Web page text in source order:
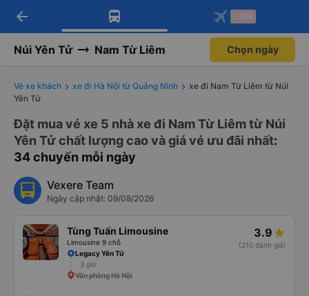
Tải app Vexere ngay!
Nhận ưu đãi thành viên độc
Mở app
Tải app Vexere
-30k/ghế khi đặt vé máy bay qua
Mở app
arrow_back -30k
Núi Yên Tử Nam Từ Liêm Chọn ngày
Vé xe khách xe đi Hà Nội từ Quảng Ninh
xe đi Nam Từ Liêm từ Núi
Yên Tử
Đặt mua vé xe 5 nhà xe đi Nam Từ Liêm từ Núi
Yên Tử chất lượng cao và giá vé ưu đãi nhất:
34 chuyến mỗi ngày
Vexere Team
Ngày cập nhật: 09/08/2026
Tùng Tuấn Limousine
Limousine 9 chỗ
3.9
(210 đánh giá)
Legacy Yên Tử
3 giờ
Văn phòng Hà Nội